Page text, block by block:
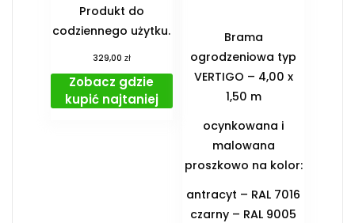
Produkt do
codziennego użytku.
329,00 zł
Zobacz gdzie
kupić najtaniej
Brama
ogrodzeniowa typ
VERTIGO – 4,00 x
1,50 m
ocynkowana i
malowana
proszkowo na kolor:
antracyt – RAL 7016
czarny – RAL 9005